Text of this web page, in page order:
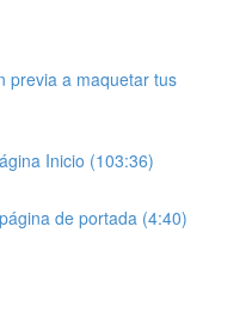
previa a maquetar tus
Inicio (103:36)
de portada (4:40)